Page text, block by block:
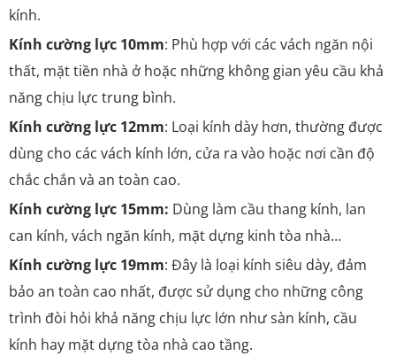
kính.
Kính cường lực 10mm: Phù hợp với các vách ngăn nội
thất, mặt tiền nhà ở hoặc những không gian yêu cầu khả
năng chịu lực trung bình.
Kính cường lực 12mm: Loại kính dày hơn, thường được
dùng cho các vách kính lớn, cửa ra vào hoặc nơi cần độ
chắc chắn và an toàn cao.
Kính cường lực 15mm: Dùng làm cầu thang kính, lan
can kính, vách ngăn kính, mặt dựng kinh tòa nhà…
Kính cường lực 19mm: Đây là loại kính siêu dày, đảm
bảo an toàn cao nhất, được sử dụng cho những công
trình đòi hỏi khả năng chịu lực lớn như sàn kính, cầu
kính hay mặt dựng tòa nhà cao tầng.